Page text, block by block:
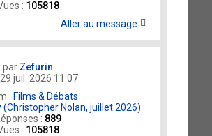
: 105818
Aller au message
par Zefurin
juil. 2026 11:07
: Films & Débats
(Christopher Nolan, juillet 2026)
: 889
: 105818